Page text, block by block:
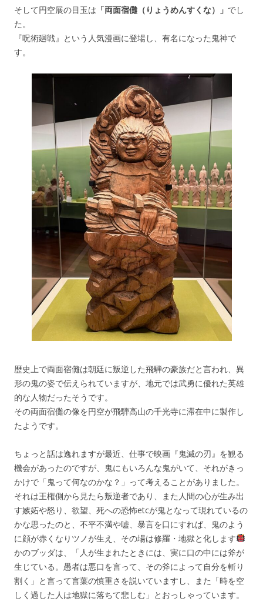
そして円空展の目玉は 「両面宿儺（りょうめんすくな）」 でし
た。
『呪術廻戦』という人気漫画に登場し、有名になった鬼神で
す。
歴史上で両面宿儺は朝廷に叛逆した飛騨の豪族だと言われ、異
形の鬼の姿で伝えられていますが、地元では武勇に優れた英雄
的な人物だったそうです。
その両面宿儺の像を円空が飛騨高山の千光寺に滞在中に製作し
たようです。
ちょっと話は逸れますが最近、仕事で映画『鬼滅の刃』を観る
機会があったのですが、鬼にもいろんな鬼がいて、それがきっ
かけで「鬼って何なのかな？」って考えることがありました。
それは王権側から見たら叛逆者であり、また人間の心が生み出
す嫉妬や怒り、欲望、死への恐怖etcが鬼となって現れているの
かな思ったのと、不平不満や嘘、暴言を口にすれば、鬼のよう
に顔が赤くなりツノが生え、その場は修羅・地獄と化します
かのブッダは、「人が生まれたときには、実に口の中には斧が
生じている。愚者は悪口を言って、その斧によって自分を斬り
割く」と言って言葉の慎重さを説いていますし、また「時を空
しく過した人は地獄に落ちて悲しむ」とおっしゃっています。